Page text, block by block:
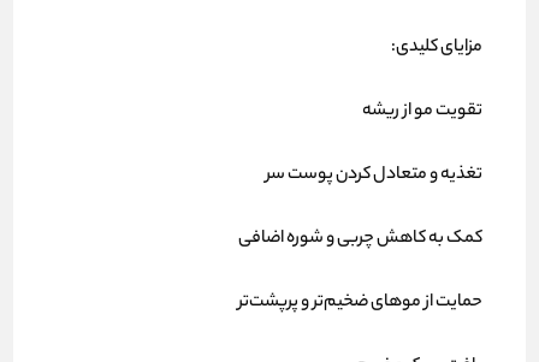
مزایای کلیدی:
تقویت مو از ریشه
تغذیه و متعادل کردن پوست سر
کمک به کاهش چربی و شوره اضافی
حمایت از موهای ضخیم‌تر و پرپشت‌تر